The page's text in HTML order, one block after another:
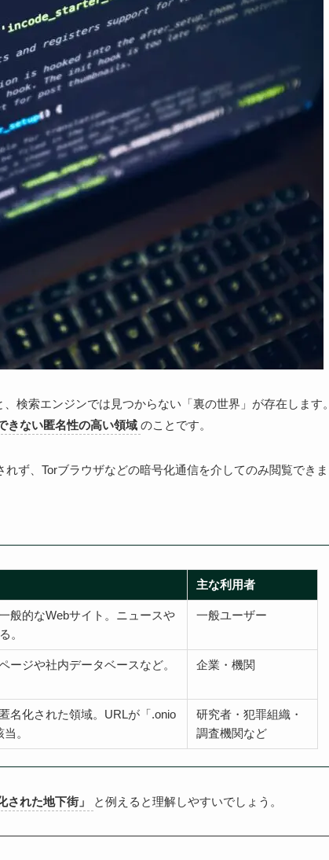
検索エンジンでは見つからない「裏の世界」が存在します。
きない匿名性の高い領域 のことです。
ず、Torブラウザなどの暗号化通信を介してのみ閲覧できま
主な利用者
般的なWebサイト。ニュースや
。
一般ユーザー
ージや社内データベースなど。
企業・機関
名化された領域。URLが「.onio
。
研究者・犯罪組織・
調査機関など
れた地下街」 と例えると理解しやすいでしょう。